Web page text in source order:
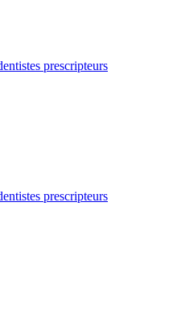
prescripteurs
prescripteurs